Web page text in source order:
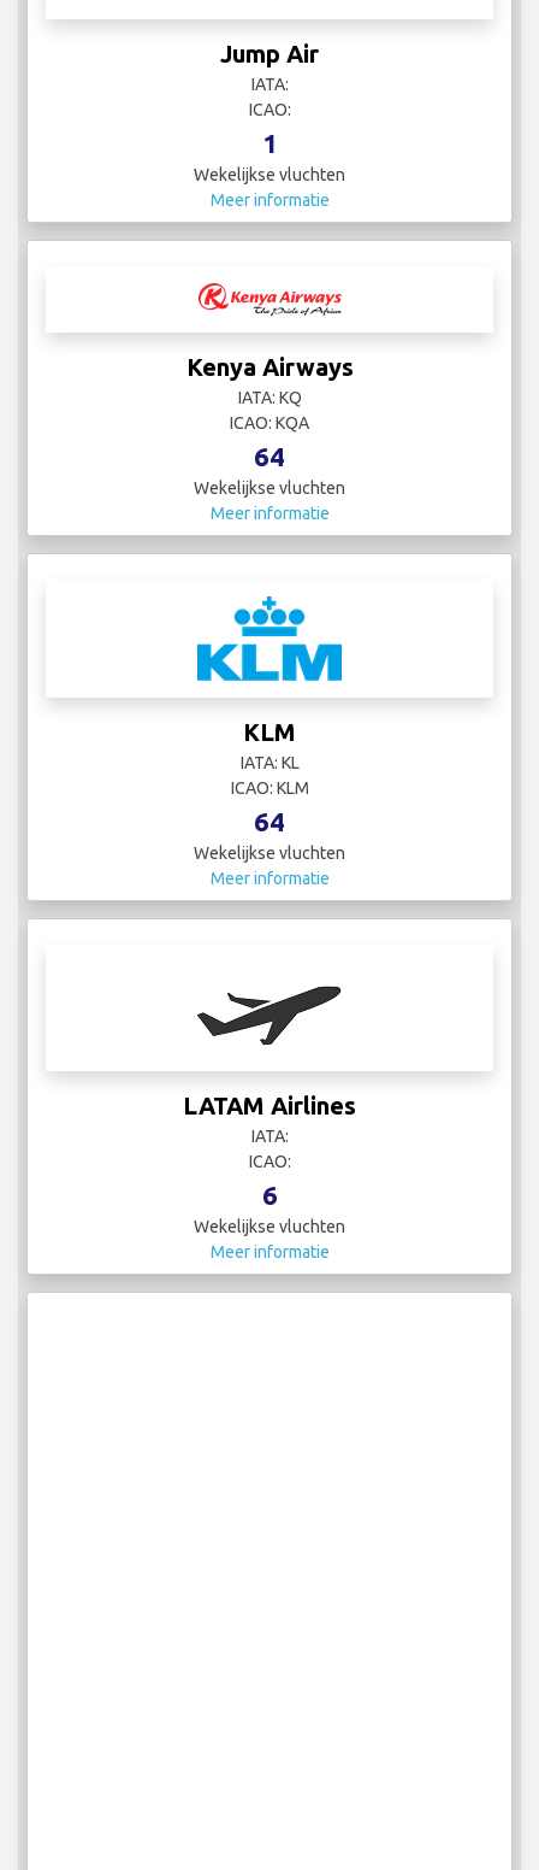
Jump Air
IATA:
ICAO:
1
Wekelijkse vluchten
Meer informatie
Kenya Airways
IATA: KQ
ICAO: KQA
64
Wekelijkse vluchten
Meer informatie
KLM
IATA: KL
ICAO: KLM
64
Wekelijkse vluchten
Meer informatie
LATAM Airlines
IATA:
ICAO:
6
Wekelijkse vluchten
Meer informatie